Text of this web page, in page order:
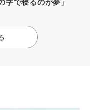
字で寝るのが夢」